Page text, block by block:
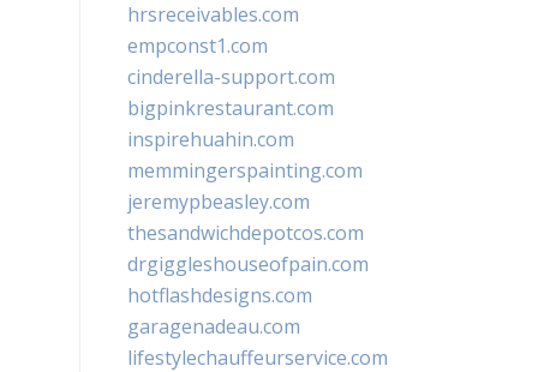
hrsreceivables.com
empconst1.com
cinderella-support.com
bigpinkrestaurant.com
inspirehuahin.com
memmingerspainting.com
jeremypbeasley.com
thesandwichdepotcos.com
drgiggleshouseofpain.com
hotflashdesigns.com
garagenadeau.com
lifestylechauffeurservice.com